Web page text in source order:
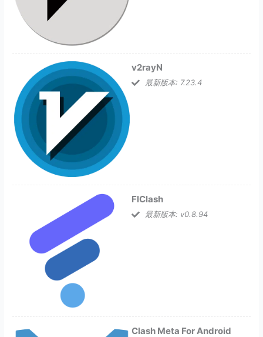
v2rayN
最新版本: 7.23.4
FlClash
最新版本: v0.8.94
Clash Meta For Android